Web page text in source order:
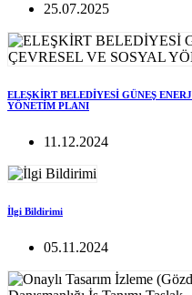
25.07.2025
ELEŞKİRT BELEDİYESİ GÜNEŞ
YÖNETİM PLANI
11.12.2024
İlgi Bildirimi
05.11.2024